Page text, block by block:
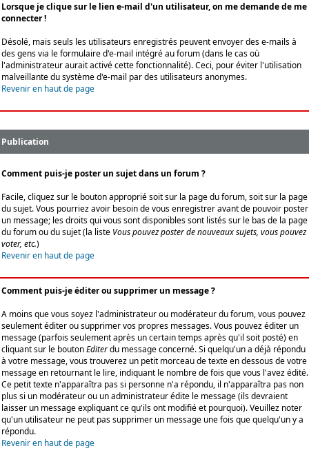
Lorsque je clique sur le lien e-mail d'un utilisateur, on me demande de me
connecter !
Désolé, mais seuls les utilisateurs enregistrés peuvent envoyer des e-mails à
des gens via le formulaire d'e-mail intégré au forum (dans le cas où
l'administrateur aurait activé cette fonctionnalité). Ceci, pour éviter l'utilisation
malveillante du système d'e-mail par des utilisateurs anonymes.
Revenir en haut de page
Publication
Comment puis-je poster un sujet dans un forum ?
Facile, cliquez sur le bouton approprié soit sur la page du forum, soit sur la page
du sujet. Vous pourriez avoir besoin de vous enregistrer avant de pouvoir poster
un message; les droits qui vous sont disponibles sont listés sur le bas de la page
du forum ou du sujet (la liste Vous pouvez poster de nouveaux sujets, vous pouvez
voter, etc.)
Revenir en haut de page
Comment puis-je éditer ou supprimer un message ?
A moins que vous soyez l'administrateur ou modérateur du forum, vous pouvez
seulement éditer ou supprimer vos propres messages. Vous pouvez éditer un
message (parfois seulement après un certain temps après qu'il soit posté) en
cliquant sur le boutonEditerdu message concerné. Si quelqu'un a déjà répondu
à votre message, vous trouverez un petit morceau de texte en dessous de votre
message en retournant le lire, indiquant le nombre de fois que vous l'avez édité.
Ce petit texte n'apparaîtra pas si personne n'a répondu, il n'apparaîtra pas non
plus si un modérateur ou un administrateur édite le message (ils devraient
laisser un message expliquant ce qu'ils ont modifié et pourquoi). Veuillez noter
qu'un utilisateur ne peut pas supprimer un message une fois que quelqu'un y a
répondu.
Revenir en haut de page